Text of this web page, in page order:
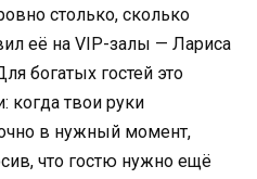
столько, сколько
её на VIP-залы — Лариса
богатых гостей это
когда твои руки
в нужный момент,
что гостю нужно ещё